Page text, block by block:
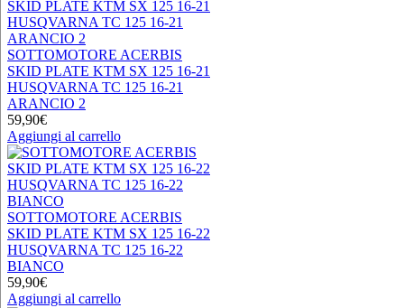
SOTTOMOTORE ACERBIS
SKID PLATE KTM SX 125 16-21
HUSQVARNA TC 125 16-21
ARANCIO 2
59,90€
Aggiungi al carrello
SOTTOMOTORE ACERBIS
SKID PLATE KTM SX 125 16-22
HUSQVARNA TC 125 16-22
BIANCO
59,90€
Aggiungi al carrello